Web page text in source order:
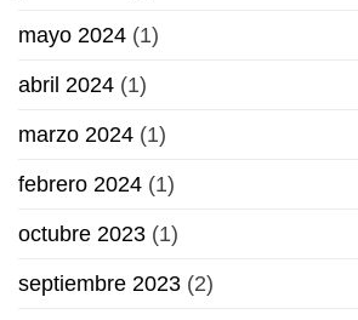
mayo 2024 (1)
abril 2024 (1)
marzo 2024 (1)
febrero 2024 (1)
octubre 2023 (1)
septiembre 2023 (2)